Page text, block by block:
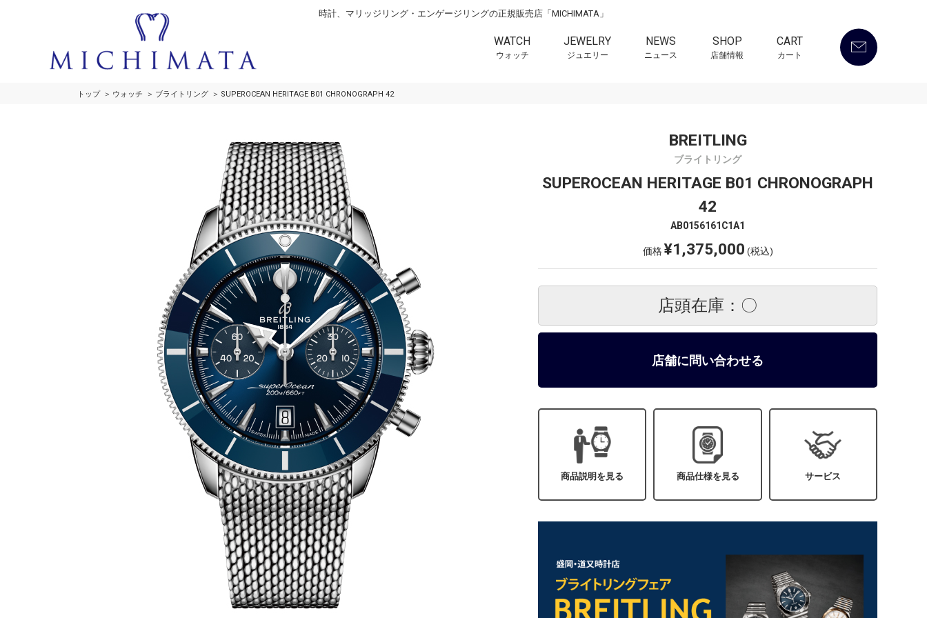
時計、マリッジリング・エンゲージリングの正規販売店「MICHIMATA」
WATCH
ウォッチ
JEWELRY
ジュエリー
NEWS
ニュース
SHOP
店舗情報
CART
カート
トップ ウォッチ ブライトリング SUPEROCEAN HERITAGE B01 CHRONOGRAPH 42
BREITLING
ブライトリング
SUPEROCEAN HERITAGE B01 CHRONOGRAPH
42
AB0156161C1A1
価格¥1,375,000 (税込)
店頭在庫：〇
店舗に問い合わせる
商品説明を見る 商品仕様を見る サービス